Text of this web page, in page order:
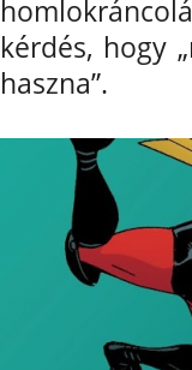
kérdés, hogy
haszna”.